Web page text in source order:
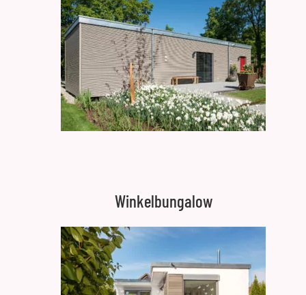
Winkelbungalow